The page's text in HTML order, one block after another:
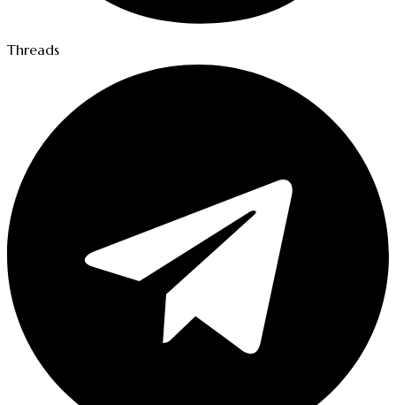
Threads